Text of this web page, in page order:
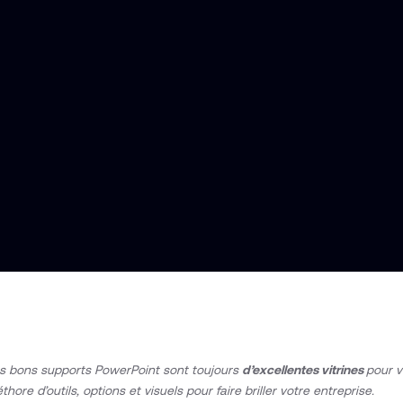
bons supports PowerPoint sont toujours d’excellentes vitrinespour
d’outils, options et visuels pour faire briller votre entreprise.